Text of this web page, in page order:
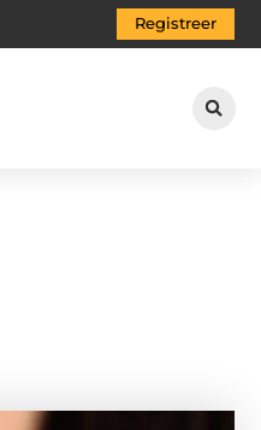
Registreer